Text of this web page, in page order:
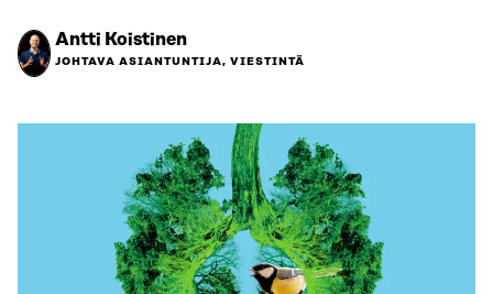
Antti Koistinen
JOHTAVA ASIANTUNTIJA, VIESTINTÄ